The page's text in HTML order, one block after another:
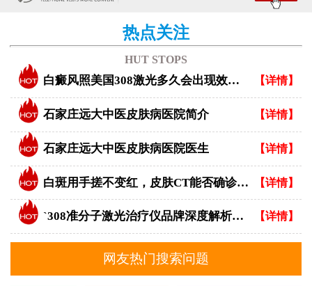
热点关注
HUT STOPS
白癜风照美国308激光多久会出现效果？ 【详情】
石家庄远大中医皮肤病医院简介 【详情】
石家庄远大中医皮肤病医院医生 【详情】
白斑用手搓不变红，皮肤CT能否确诊白癜风？ 【详情】
`308准分子激光治疗仪品牌深度解析：专业视角下的优选指南` 【详情】
网友热门搜索问题